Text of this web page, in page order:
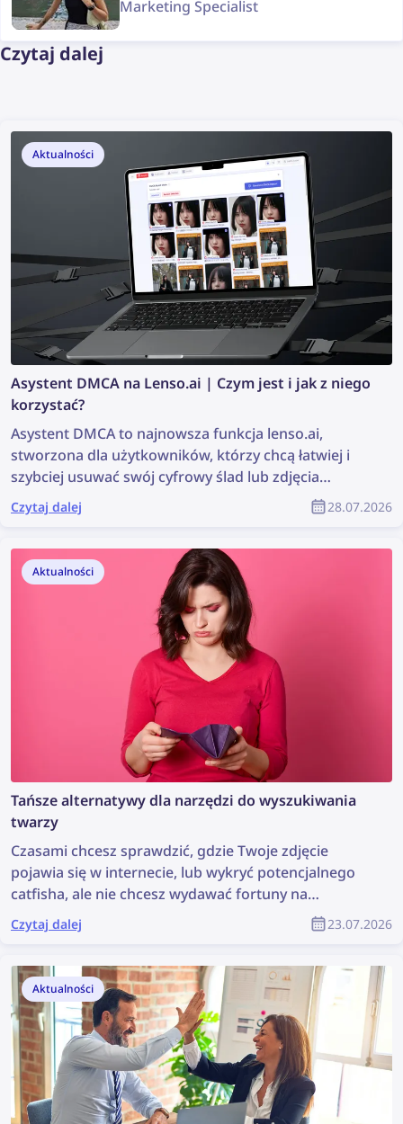
Marketing Specialist
Czytaj dalej
Aktualności
Asystent DMCA na Lenso.ai | Czym jest i jak z niego
korzystać?
Asystent DMCA to najnowsza funkcja lenso.ai,
stworzona dla użytkowników, którzy chcą łatwiej i
szybciej usuwać swój cyfrowy ślad lub zdjęcia
chronione prawem autorskim. Narzędzie generuje
gotowe do wklejenia wiadomości e-mail, które
treści DMCA ze stron internetowych, na których
znaleziono obrazy. Czytaj dalej, aby dowiedzieć się,
jak usunąć swoje zdjęcia z dowolnej strony
internetowej z pomocą Asystenta DMCA na lenso.ai.
Czytaj dalej 28.07.2026
Aktualności
Tańsze alternatywy dla narzędzi do wyszukiwania
twarzy
Czasami chcesz sprawdzić, gdzie Twoje zdjęcie
pojawia się w internecie, lub wykryć potencjalnego
catfisha, ale nie chcesz wydawać fortuny na
narzędzie do wyszukiwania twarzy. Poznaj kilka
tańszych alternatyw, które nadal są skuteczne.
Czytaj dalej 23.07.2026
Aktualności